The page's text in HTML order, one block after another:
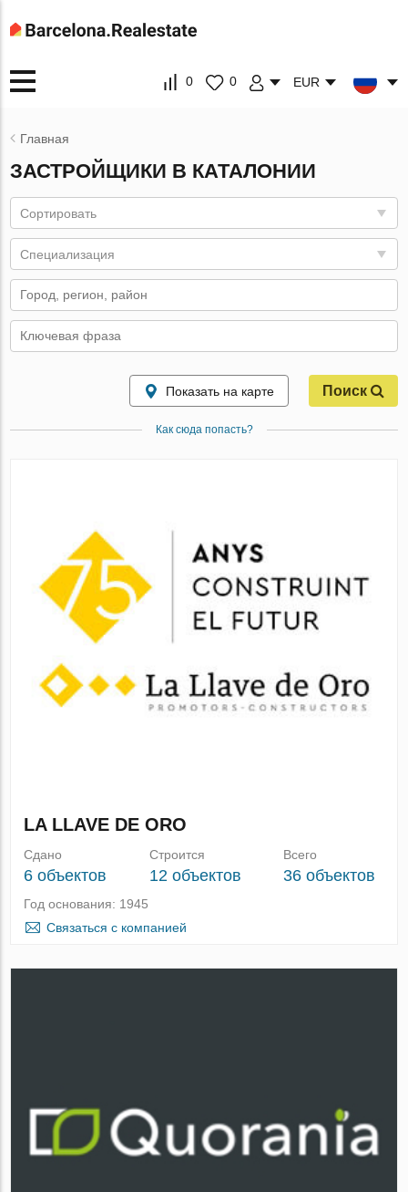
0 0 EUR
Главная
ЗАСТРОЙЩИКИ В КАТАЛОНИИ
Сортировать
Специализация
Показать на карте Поиск
Как сюда попасть?
LA LLAVE DE ORO
Сдано
6 объектов
Строится
12 объектов
Всего
36 объектов
Год основания: 1945
Связаться с компанией